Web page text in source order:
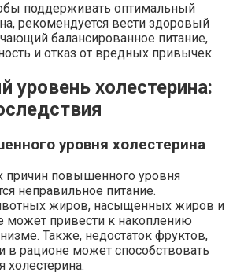
поддерживать оптимальный
рекомендуется вести здоровый
балансированное питание,
и отказ от вредных привычек.
холестерина:
уровня холестерина
причин повышенного уровня
неправильное питание.
жиров, насыщенных жиров и
может привести к накоплению
Также, недостаток фруктов,
в рационе может способствовать